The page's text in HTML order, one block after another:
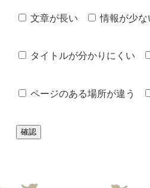
文章が長い 情報が少な
タイトルが分かりにくい
ページのある場所が違う